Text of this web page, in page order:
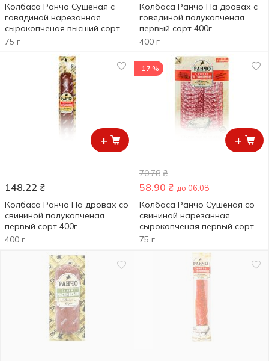
Колбаса Ранчо Сушеная с
говядиной нарезанная
сырокопченая высший сорт
75г
75 г
Колбаса Ранчо На дровах с
говядиной полукопченая
первый сорт 400г
400 г
+
148.22 ₴
Колбаса Ранчо На дровах со
свининой полукопченая
первый сорт 400г
400 г
+
-17 %
70.78 ₴
58.90 ₴ до 06.08
Колбаса Ранчо Сушеная со
свининой нарезанная
сырокопченая первый сорт
75г
75 г